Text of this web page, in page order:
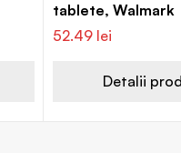
tablete, Walmark
52.49 lei
Detalii